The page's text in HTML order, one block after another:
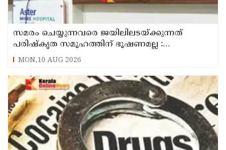
സമരം ചെയ്യുന്നവരെ ജയിലിലടയ്ക്കുന്നത്
പരിഷ്കൃത സമൂഹത്തിന് ഭൂഷണമല്ല :
അടിയന്തരമായി ആദിവാസികൾക്ക് ഭൂമി
നൽകണം : റസാഖ് പാലേരി
MON,10 AUG 2026